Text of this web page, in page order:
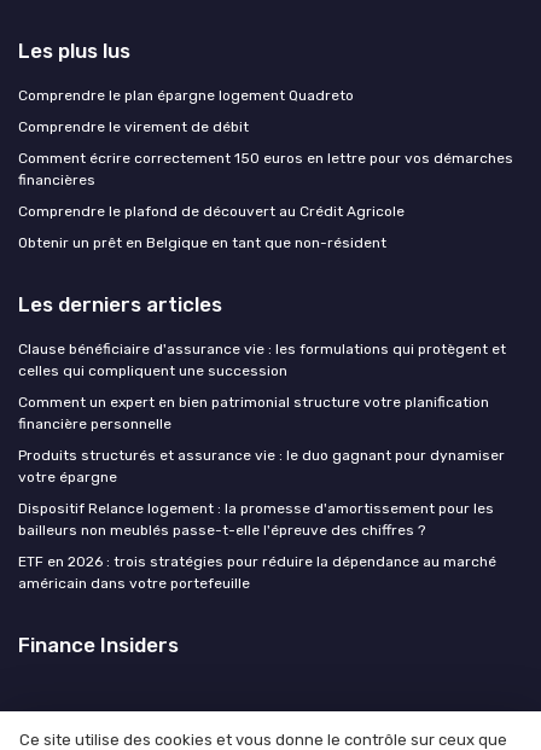
Les plus lus
Comprendre le plan épargne logement Quadreto
Comprendre le virement de débit
Comment écrire correctement 150 euros en lettre pour vos démarches
financières
Comprendre le plafond de découvert au Crédit Agricole
Obtenir un prêt en Belgique en tant que non-résident
Les derniers articles
Clause bénéficiaire d'assurance vie : les formulations qui protègent et
celles qui compliquent une succession
Comment un expert en bien patrimonial structure votre planification
financière personnelle
Produits structurés et assurance vie : le duo gagnant pour dynamiser
votre épargne
Dispositif Relance logement : la promesse d'amortissement pour les
bailleurs non meublés passe-t-elle l'épreuve des chiffres ?
ETF en 2026 : trois stratégies pour réduire la dépendance au marché
américain dans votre portefeuille
Finance Insiders
Ce site utilise des cookies et vous donne le contrôle sur ceux que